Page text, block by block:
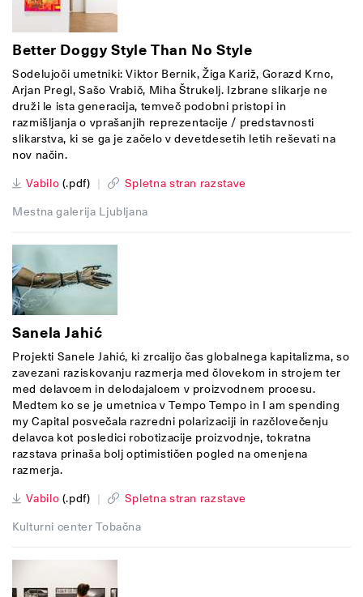
Better Doggy Style Than No Style
Sodelujoči umetniki: Viktor Bernik, Žiga Kariž, Gorazd Krnc,
Arjan Pregl, Sašo Vrabič, Miha Štrukelj. Izbrane slikarje ne
druži le ista generacija, temveč podobni pristopi in
razmišljanja o vprašanjih reprezentacije / predstavnosti
slikarstva, ki se ga je začelo v devetdesetih letih reševati na
nov način.
Vabilo (.pdf) |
Spletna stran razstave
Mestna galerija Ljubljana
Sanela Jahić
Projekti Sanele Jahić, ki zrcalijo čas globalnega kapitalizma, so
zavezani raziskovanju razmerja med človekom in strojem ter
med delavcem in delodajalcem v proizvodnem procesu.
Medtem ko se je umetnica v Tempo Tempo in I am spending
my Capital posvečala razredni polarizaciji in razčlovečenju
delavca kot posledici robotizacije proizvodnje, tokratna
razstava prinaša bolj optimističen pogled na omenjena
razmerja.
Vabilo (.pdf) |
Spletna stran razstave
Kulturni center Tobačna